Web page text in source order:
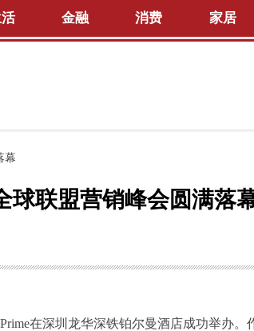
金融 消费 家居
幕
球联盟营销峰会圆满落
在深圳龙华深铁铂尔曼酒店成功举办。